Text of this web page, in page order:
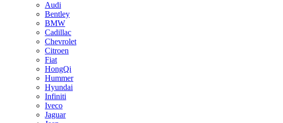
Audi
Bentley
BMW
Cadillac
Chevrolet
Citroen
Fiat
HongQi
Hummer
Hyundai
Infiniti
Iveco
Jaguar